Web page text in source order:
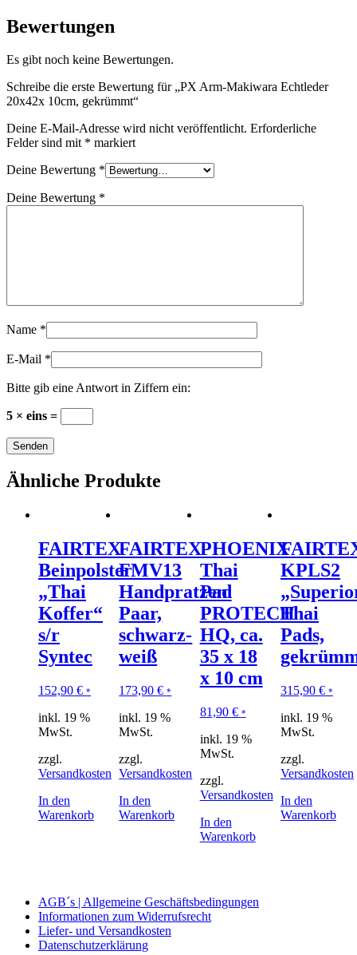
Bewertungen
Es gibt noch keine Bewertungen.
Schreibe die erste Bewertung für „PX Arm-Makiwara Echtleder
20x42x 10cm, gekrümmt“
Deine E-Mail-Adresse wird nicht veröffentlicht. Erforderliche
Felder sind mit * markiert
Deine Bewertung *
Deine Bewertung *
Name *
E-Mail *
Bitte gib eine Antwort in Ziffern ein:
5 × eins =
Ähnliche Produkte
FAIRTEX
Beinpolster
„Thai
Koffer“
s/r
Syntec
152,90 € *
inkl. 19 %
MwSt.
zzgl.
Versandkosten
In den
Warenkorb
FAIRTEX
FMV13
Handpratzen
Paar,
schwarz-
weiß
173,90€ *
inkl. 19 %
MwSt.
zzgl.
Versandkosten
In den
Warenkorb
PHOENIX
Thai
Pad
PROTECH
HQ, ca.
35 x 18
x 10 cm
81,90 € *
inkl. 19 %
MwSt.
zzgl.
Versandkosten
In den
Warenkorb
KPLS2
Thai
Pads,
315,90 € *
inkl. 19 %
MwSt.
zzgl.
Versandkosten
In den
Warenkorb
AGB´s | Allgemeine Geschäftsbedingungen
Informationen zum Widerrufsrecht
Liefer- und Versandkosten
Datenschutzerklärung